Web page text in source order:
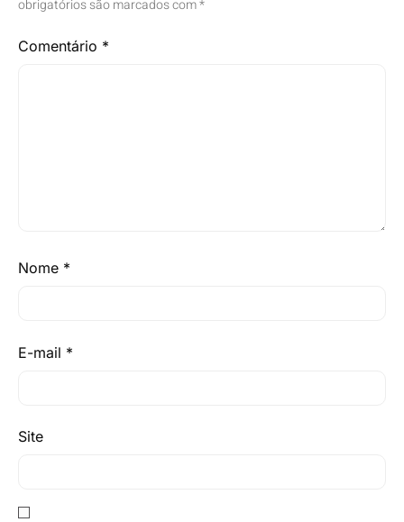
obrigatórios são marcados com*
Comentário *
Nome *
E-mail *
Site